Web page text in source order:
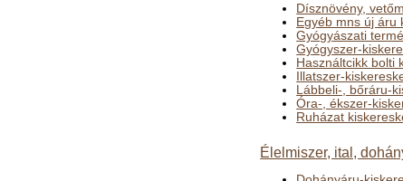
Dísznövény,
Egyéb mns új áru
Gyógyászati
Gyógyszer-
Használtcikk bolti
Illatszer-
Lábbeli-, bőráru-
Óra-, ékszer-
Ruházat
Élelmiszer, ital,